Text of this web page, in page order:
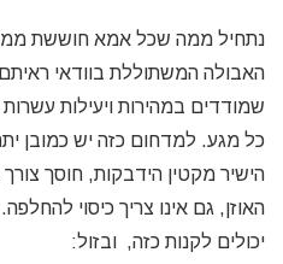
נתחיל ממה שכל אמא חוששת
האבולה המשתוללת בוודאי
שמודדים במהירות ויעילות
כל מגע. למדחום כזה יש כמובן
הישיר מקטין הידבקות, חוסך
האוזן, גם אינו צריך כיסוי
יכולים לקנות כזה, ובזול: